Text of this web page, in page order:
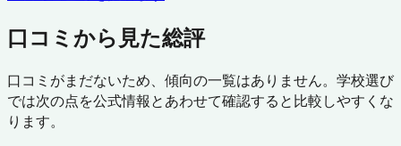
口コミから見た総評
口コミがまだないため、傾向の一覧はありません。学校選び
では次の点を公式情報とあわせて確認すると比較しやすくな
ります。